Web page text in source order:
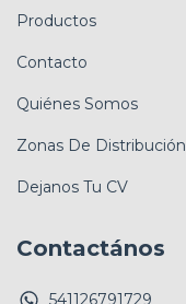
Productos
Contacto
Quiénes Somos
Zonas De Distribución
Dejanos Tu CV
Contactános
541126791729